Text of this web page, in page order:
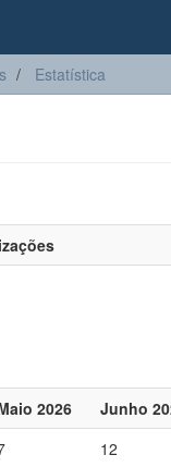
Estatística
2026 Junho
12